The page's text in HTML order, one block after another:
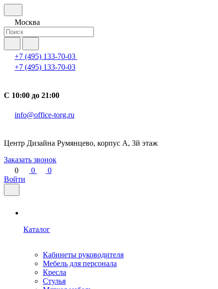
Москва
+7 (495) 133-70-03
+7 (495) 133-70-03
С 10:00 до 21:00
info@office-torg.ru
Центр Дизайна Румянцево, корпус А, 3й этаж
Заказать звонок
0
0
0
Войти
Каталог
Кабинеты руководителя
Мебель для персонала
Кресла
Стулья